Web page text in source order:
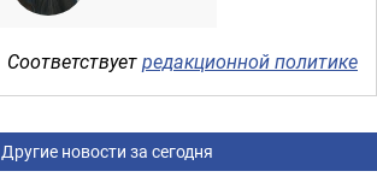
Соответствуетредакционной политике
Другие новости за сегодня